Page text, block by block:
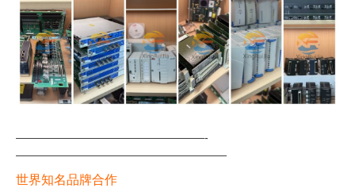
—————————————————-
———————————————————
世界知名品牌合作